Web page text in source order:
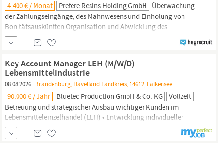
4.400 € / Monat Prefere Resins Holding GmbH Überwachung
der Zahlungseingänge, des Mahnwesens und Einholung von
Bonitätsauskünften Organisation und Abwicklung des
Musterversandes Angebotserstellung und Nachverfolgung
Mitwirkung beim Berichtswesen für den
Manager
Pflege der Kunden- und Stammdaten Das macht Sie bei uns
erfolgreich Abgeschlossene...
Key Account Manager LEH (M/W/D) –
Lebensmittelindustrie
08.08.2026 Brandenburg, Havelland Landkreis, 14612, Falkensee
90.000 € / Jahr Bluetec Production GmbH & Co. KG
Vollzeit
Betreuung und strategischer Ausbau wichtiger Kunden im
Lebensmitteleinzelhandel (LEH) • Entwicklung individueller
Vertriebskonzepte zur Steigerung von Umsatz und Marktanteilen •
Beobachtung von Markt- und Wettbewerbstrends sowie Ableitung